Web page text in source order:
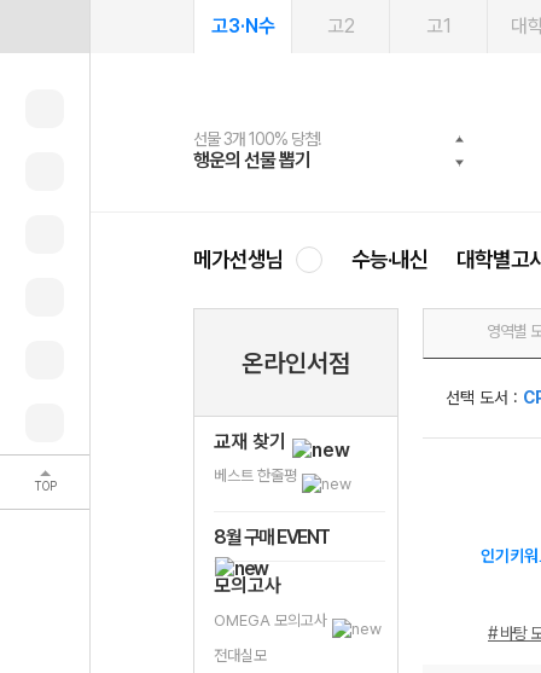
TOP
고3·N수 고2 고1 대
선물 3개 100% 당첨!
행운의 선물 뽑기
선물 100% 증정!
메가스터디 X 올리브
여름방학 스터디 캐시백
메가런 썸머스쿨
2027 러셀 단과
강사 공개선발
스마트러닝앱
설문 EVENT
메가패스
3일 무료 체험권
메가패스 수강생 무료혜택!
메가클럽 멤버십
사회공헌 캠페인
희망이룸 메가나눔
메가선생님 수능·내신 대학별고
온라인서점
교재 찾기
베스트 한줄평
8월 구매 EVENT
모의고사
OMEGA 모의고사
전대실모
영역별
선택 도서 :
인기키
# 바탕